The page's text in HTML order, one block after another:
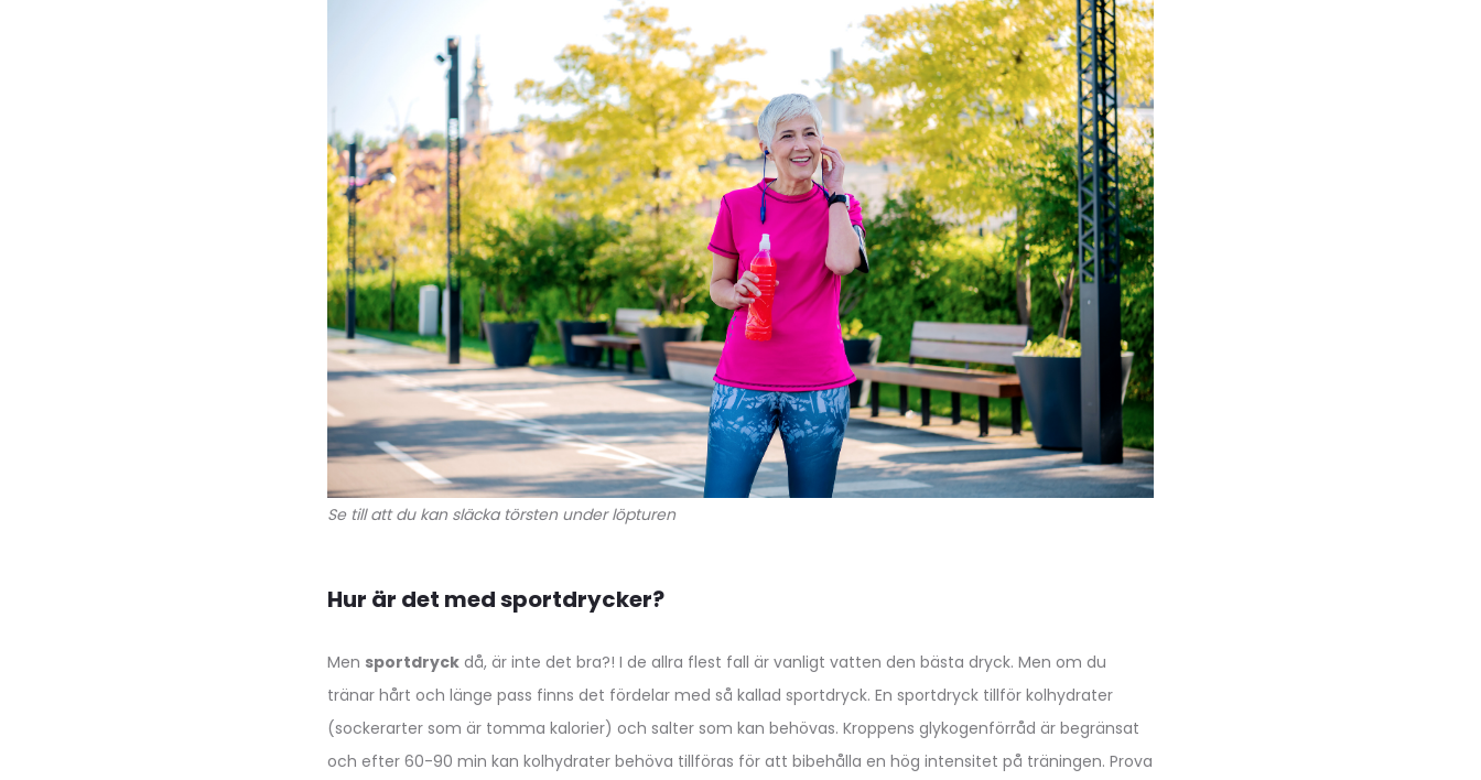
Se till att du kan släcka törsten under löpturen
Hur är det med sportdrycker?
Men sportdryck då, är inte det bra?! I de allra flest fall är vanligt vatten den bästa dryck. Men om du
tränar hårt och länge pass finns det fördelar med så kallad sportdryck. En sportdryck tillför kolhydrater
(sockerarter som är tomma kalorier) och salter som kan behövas. Kroppens glykogenförråd är begränsat
och efter 60-90 min kan kolhydrater behöva tillföras för att bibehålla en hög intensitet på träningen. Prova